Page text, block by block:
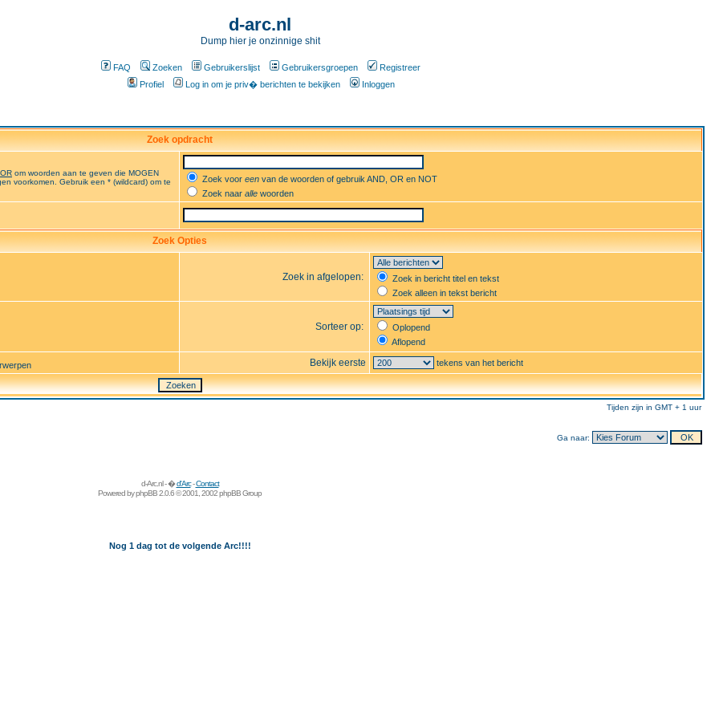
d-arc.nl
Dump hier je onzinnige shit
FAQ Zoeken Gebruikerslijst Gebruikersgroepen
Registreer
Profiel
Log in om je priv� berichten te bekijken Inloggen
Zoek opdracht
OR om woorden aan te geven die MOGEN
voorkomen. Gebruik een * (wildcard) om te
Zoek voor een van de woorden of gebruik AND, OR en NOT
Zoek naar alle woorden
Zoek Opties
Zoek in afgelopen:
Zoek in bericht titel en tekst
Zoek alleen in tekst bericht
Sorteer op:
Oplopend
Aflopend
Bekijk eerste tekens van het bericht
Tijden zijn in GMT + 1 uur
Ga naar:
d-Arc.nl - �d'Arc-Contact
Powered byphpBB2.0.6 © 2001, 2002 phpBB Group
Nog 1 dag tot de volgende Arc!!!!